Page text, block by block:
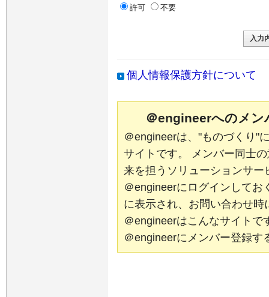
許可
不要
個人情報保護方針について
＠engineerへのメン
＠engineerは、"ものづくり"
サイトです。 メンバー同士
来を担うソリューションサ
＠engineerにログインしてお
に表示され、お問い合わせ時
＠engineerはこんなサイ
＠engineerにメンバー登